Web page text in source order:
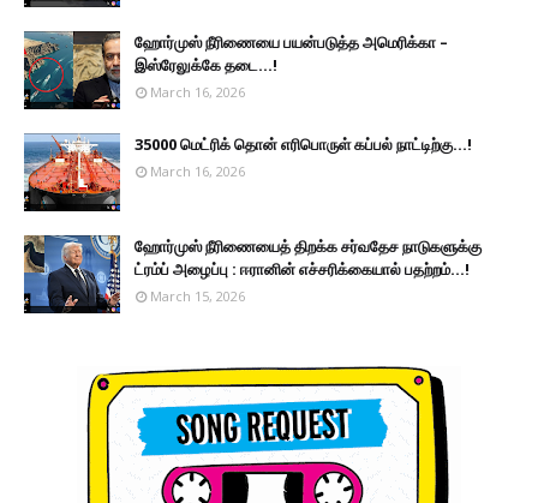
ஹோர்முஸ் நீரிணையை பயன்படுத்த அமெரிக்கா –
இஸ்ரேலுக்கே தடை...!
March 16, 2026
35000 மெட்ரிக் தொன் எரிபொருள் கப்பல் நாட்டிற்கு...!
March 16, 2026
ஹோர்முஸ் நீரிணையைத் திறக்க சர்வதேச நாடுகளுக்கு
ட்ரம்ப் அழைப்பு : ஈரானின் எச்சரிக்கையால் பதற்றம்...!
March 15, 2026